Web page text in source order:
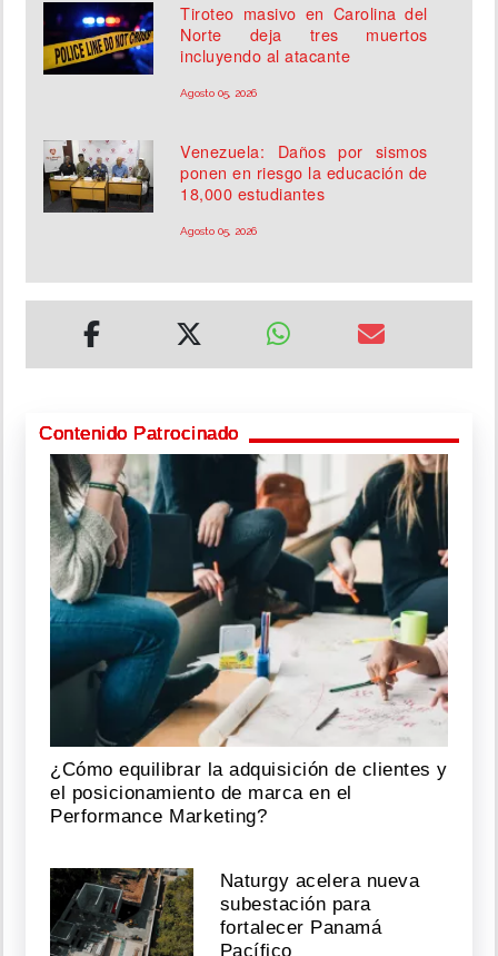
Tiroteo masivo en Carolina del
Norte deja tres muertos
incluyendo al atacante
Agosto 05, 2026
Venezuela: Daños por sismos
ponen en riesgo la educación de
18,000 estudiantes
Agosto 05, 2026
Contenido Patrocinado
¿Cómo equilibrar la adquisición de clientes y
el posicionamiento de marca en el
Performance Marketing?
Naturgy acelera nueva
subestación para
fortalecer Panamá
Pacífico